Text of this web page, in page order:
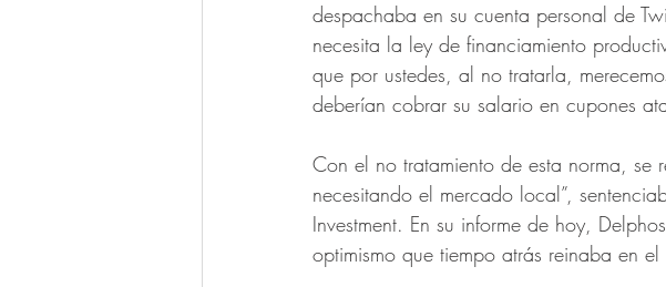
despachaba en su cuenta personal de
necesita la ley de financiamiento
que por ustedes, al no tratarla,
deberían cobrar su salario en cupones
Con el no tratamiento de esta norma, se
necesitando el mercado local”,
Investment. En su informe de hoy,
optimismo que tiempo atrás reinaba en